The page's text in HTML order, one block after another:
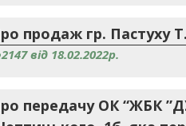
продаж гр. Пастуху
від 18.02.2022р.
передачу ОК “ЖБК